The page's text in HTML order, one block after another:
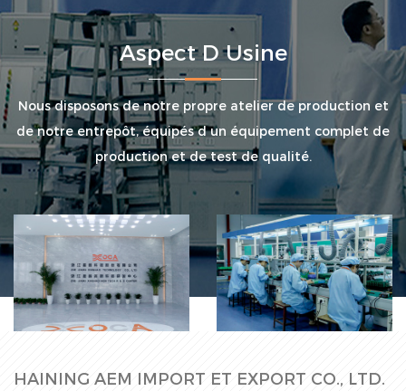
Aspect D Usine
Nous disposons de notre propre atelier de production et
de notre entrepôt, équipés d un équipement complet de
production et de test de qualité.
Hall d'usine
Ligne de
production
HAINING AEM IMPORT ET EXPORT CO., LTD.